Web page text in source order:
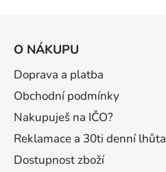
O NÁKUPU
Doprava a platba
Obchodní podmínky
Nakupuješ na IČO?
Reklamace a 30ti denní lhůta
Dostupnost zboží